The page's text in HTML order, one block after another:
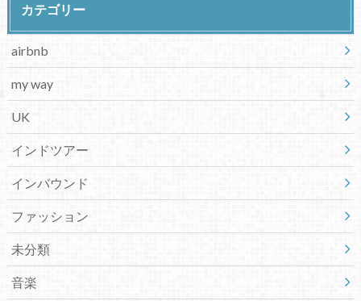
カテゴリー
airbnb
my way
UK
インドツアー
インバウンド
ファッション
未分類
音楽